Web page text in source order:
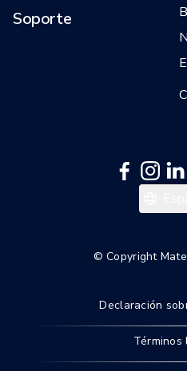
Soporte
© Copyright
Declaración
Términos